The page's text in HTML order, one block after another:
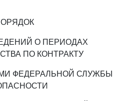
О ПЕРИОДАХ
ПО КОНТРАКТУ
ФЕДЕРАЛЬНОЙ СЛУЖБЫ